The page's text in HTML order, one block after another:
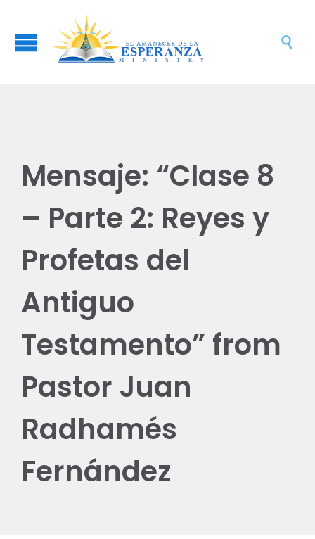

Mensaje: “Clase 8
– Parte 2: Reyes y
Profetas del
Antiguo
Testamento” from
Pastor Juan
Radhamés
Fernández